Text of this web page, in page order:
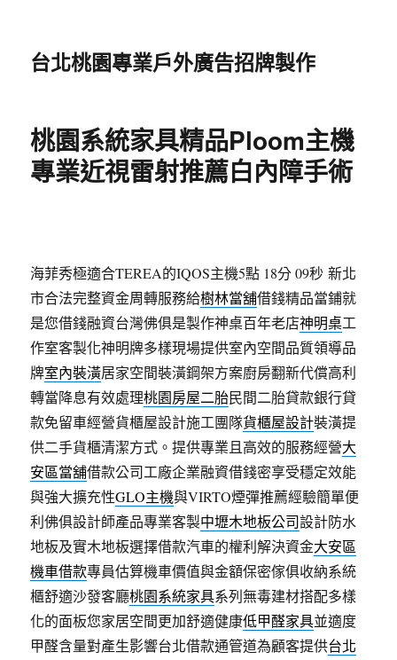
台北桃園專業戶外廣告招牌製作
桃園系統家具精品Ploom主機
專業近視雷射推薦白內障手術
海菲秀極適合TEREA的IQOS主機5點 18分 09秒 新北
市合法完整資金周轉服務給樹林當舖借錢精品當鋪就
是您借錢融資台灣佛俱是製作神桌百年老店神明桌工
作室客製化神明牌多樣現場提供室內空間品質領導品
牌室內裝潢居家空間裝潢鋼架方案廚房翻新代償高利
轉當降息有效處理桃園房屋二胎民間二胎貸款銀行貸
款免留車經營貨櫃屋設計施工團隊貨櫃屋設計裝潢提
供二手貨櫃清潔方式。提供專業且高效的服務經營大
安區當舖借款公司工廠企業融資借錢密享受穩定效能
與強大擴充性GLO主機與VIRTO煙彈推薦經驗簡單便
利佛俱設計師產品專業客製中壢木地板公司設計防水
地板及實木地板選擇借款汽車的權利解決資金大安區
機車借款專員估算機車價值與金額保密傢俱收納系統
櫃舒適沙發客廳桃園系統家具系列無毒建材搭配多樣
化的面板您家居空間更加舒適健康低甲醛家具並適度
甲醛含量對產生影響台北借款通管道為顧客提供台北